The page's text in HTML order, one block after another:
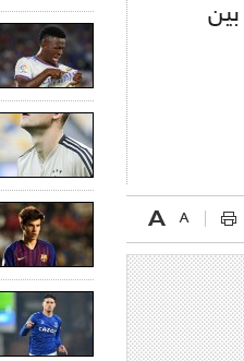
بين